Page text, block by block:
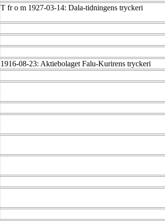
T fr o m 1927-03-14: Dala-tidningens tryckeri
1916-08-23: Aktiebolaget Falu-Kurirens tryckeri